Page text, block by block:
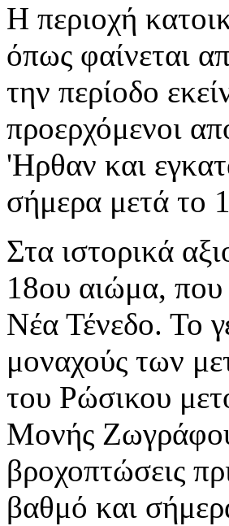
Η περιοχή
όπως φαίνεται
την περίοδο
προερχόμενοι
'Ηρθαν και
σήμερα μετά το
Στα ιστορικά
18ου αιώμα, που
Νέα Τένεδο. Το
μοναχούς των
του Ρώσικου
Μονής
βροχοπτώσεις
βαθμό και